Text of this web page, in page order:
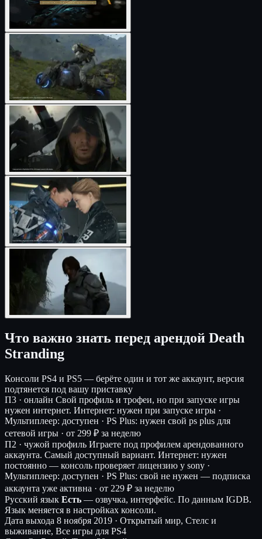
Что важно знать перед арендой Death
Stranding
Консоли PS4 и PS5 — берёте один и тот же аккаунт, версия
подтянется под вашу приставку
П3 · онлайн Свой профиль и трофеи, но при запуске игры
нужен интернет. Интернет: нужен при запуске игры ·
Мультиплеер: доступен · PS Plus: нужен свой ps plus для
сетевой игры · от 299 ₽ за неделю
П2 · чужой профиль Играете под профилем арендованного
аккаунта. Самый доступный вариант. Интернет: нужен
постоянно — консоль проверяет лицензию у sony ·
Мультиплеер: доступен · PS Plus: свой не нужен — подписка
аккаунта уже активна · от 229 ₽ за неделю
Русский язык Есть — озвучка, интерфейс. По данным IGDB.
Язык меняется в настройках консоли.
Дата выхода 8 ноября 2019 · Открытый мир, Стелс и
выживание, Все игры для PS4